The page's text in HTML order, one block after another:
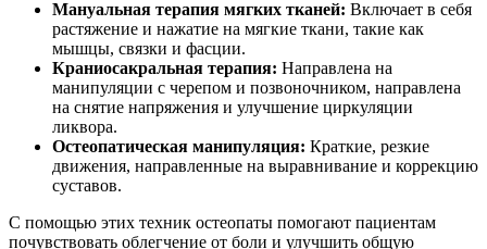
Мануальная терапия мягких тканей: Включает в себя
растяжение и нажатие на мягкие ткани, такие как
мышцы, связки и фасции.
Краниосакральная терапия: Направлена на
манипуляции с черепом и позвоночником, направлена
на снятие напряжения и улучшение циркуляции
ликвора.
Остеопатическая манипуляция: Краткие, резкие
движения, направленные на выравнивание и коррекцию
суставов.
С помощью этих техник остеопаты помогают пациентам
почувствовать облегчение от боли и улучшить общую